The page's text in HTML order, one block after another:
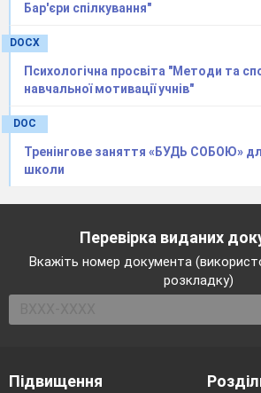
Бар'єри спілкування"
DOCX
Психологічна просвіта "Методи та
навчальної мотивації учнів"
DOC
Тренінгове заняття «БУДЬ СОБОЮ»
школи
Перевірка виданих
Вкажіть номер документа
розкладку)
Підвищення